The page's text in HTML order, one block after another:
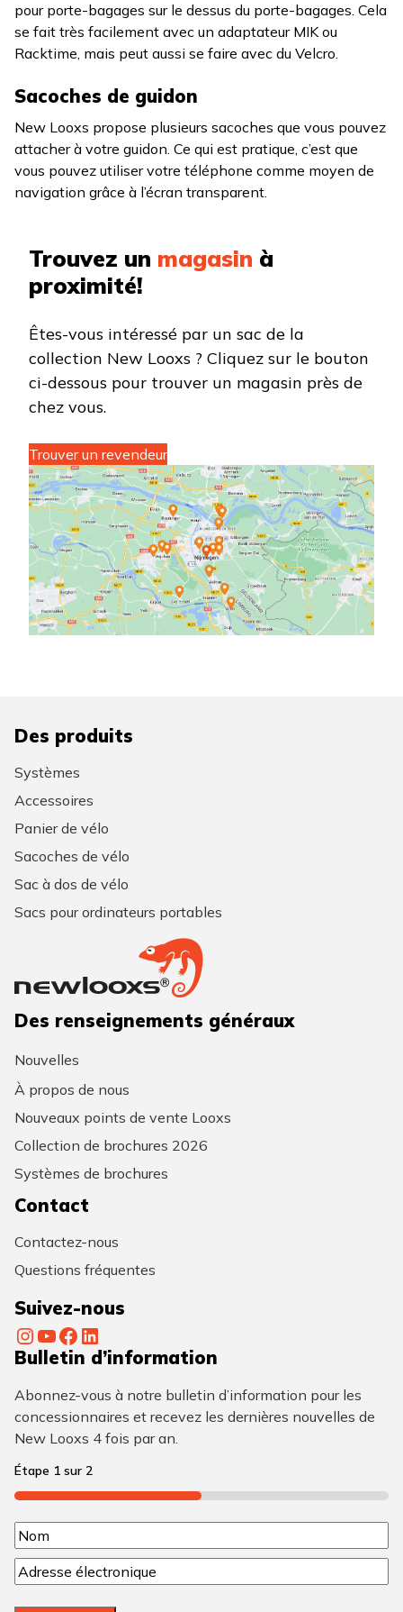
pour porte-bagages sur le dessus du porte-bagages. Cela
se fait très facilement avec un adaptateur MIK ou
Racktime, mais peut aussi se faire avec du Velcro.
Sacoches de guidon
New Looxs propose plusieurs sacoches que vous pouvez
attacher à votre guidon. Ce qui est pratique, c’est que
vous pouvez utiliser votre téléphone comme moyen de
navigation grâce à l’écran transparent.
Trouvez un magasin à
proximité!
Êtes-vous intéressé par un sac de la
collection New Looxs ? Cliquez sur le bouton
ci-dessous pour trouver un magasin près de
chez vous.
Trouver un revendeur
Des produits
Systèmes
Accessoires
Panier de vélo
Sacoches de vélo
Sac à dos de vélo
Sacs pour ordinateurs portables
Des renseignements généraux
Nouvelles
À propos de nous
Nouveaux points de vente Looxs
Collection de brochures 2026
Systèmes de brochures
Contact
Contactez-nous
Questions fréquentes
Suivez-nous
InstagramYouTube Facebook LinkedIn
Bulletin d’information
Abonnez-vous à notre bulletin d’information pour les
concessionnaires et recevez les dernières nouvelles de
New Looxs 4 fois par an.
Étape 1 sur 2
50%
N
o
m
N
o
C
o